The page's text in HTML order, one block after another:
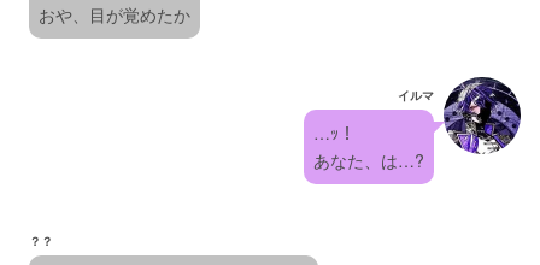
おや、目が覚めたか
イルマ
…ｯ！
あなた、は…?
？？